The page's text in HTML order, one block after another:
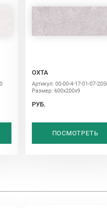
ОХТА
Артикул: 00-00-4-17-01-07-
Размер: 600х200х9
РУБ.
ПОСМОТРЕТЬ